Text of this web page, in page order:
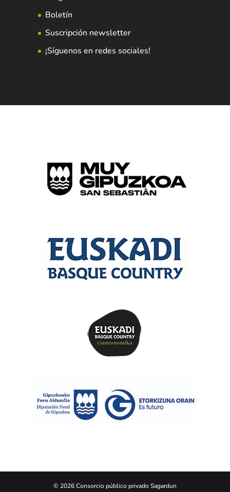
Boletín
Suscripción newsletter
¡Síguenos en redes sociales!
© 2026 Consorcio público privado Sagardun